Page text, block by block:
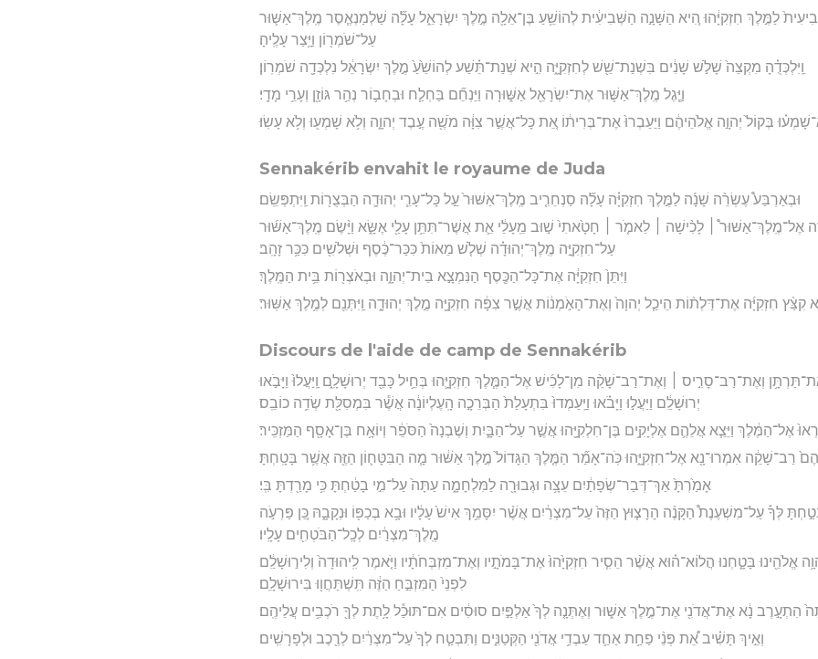
לַמֶּ֣לֶךְ חִזְקִיָּ֔הוּ הִ֚יא הַשָּׁנָ֣ה הַשְּׁבִיעִ֔ית לְהוֹשֵׁ֥עַ בֶּן־אֵלָ֖ה מֶ֣לֶךְ יִשְׂרָאֵ֑ל עָלָ֞ה שַׁלְמַנְאֶ֧סֶר מֶֽלֶךְ־אַשּׁ֛וּר
עַל־שֹׁמְר֖וֹן וַיָּ֥צַר עָלֶֽיהָ׃
וַֽיִּלְכְּדֻ֗הָ מִקְצֵה֙ שָׁלֹ֣שׁ שָׁנִ֔ים בִּשְׁנַת־שֵׁ֖שׁ לְחִזְקִיָּ֑ה הִ֣יא שְׁנַת־תֵּ֗שַׁע לְהוֹשֵׁ֙עַ֙ מֶ֣לֶךְ יִשְׂרָאֵ֔ל נִלְכְּדָ֖ה שֹׁמְרֽוֹן׃
וַיֶּ֧גֶל מֶֽלֶךְ־אַשּׁ֛וּר אֶת־יִשְׂרָאֵ֖ל אַשּׁ֑וּרָה וַיַּנְחֵ֞ם בַּחְלַ֧ח וּבְחָב֛וֹר נְהַ֥ר גּוֹזָ֖ן וְעָרֵ֥י מָדָֽי׃
בְּקוֹל֙ יְהוָ֣ה אֱלֹהֵיהֶ֔ם וַיַּעַבְרוּ֙ אֶת־בְּרִית֔וֹ אֵ֚ת כָּל־אֲשֶׁ֣ר צִוָּ֔ה מֹשֶׁ֖ה עֶ֣בֶד יְהוָ֑ה וְלֹ֥א שָׁמְע֖וּ וְלֹ֥א עָשֽׂוּ׃
Sennakérib envahit le royaume de Juda
וּבְאַרְבַּע֩ עֶשְׂרֵ֨ה שָׁנָ֜ה לַמֶּ֣לֶךְ חִזְקִיָּ֗ה עָלָ֞ה סַנְחֵרִ֤יב מֶֽלֶךְ־אַשּׁוּר֙ עַ֣ל כָּל־עָרֵ֧י יְהוּדָ֛ה הַבְּצֻר֖וֹת וַֽיִּתְפְּשֵֽׂם׃
אֶל־מֶֽלֶךְ־אַשּׁוּר֩ ׀ לָכִ֨ישָׁה ׀ לֵאמֹ֤ר ׀ חָטָ֙אתִי֙ שׁ֣וּב מֵֽעָלַ֔י אֵ֛ת אֲשֶׁר־תִּתֵּ֥ן עָלַ֖י אֶשָּׂ֑א וַיָּ֨שֶׂם מֶֽלֶךְ־אַשּׁ֜וּר
עַל־חִזְקִיָּ֣ה מֶֽלֶךְ־יְהוּדָ֗ה שְׁלֹ֤שׁ מֵאוֹת֙ כִּכַּר־כֶּ֔סֶף וּשְׁלֹשִׁ֖ים כִּכַּ֥ר זָהָֽב׃
וַיִּתֵּן֙ חִזְקִיָּ֔ה אֶת־כָּל־הַכֶּ֖סֶף הַנִּמְצָ֣א בֵית־יְהוָ֑ה וּבְאֹצְר֖וֹת בֵּ֥ית הַמֶּֽלֶךְ׃
קִצַּ֨ץ חִזְקִיָּ֜ה אֶת־דַּלְת֨וֹת הֵיכַ֤ל יְהוָה֙ וְאֶת־הָאֹ֣מְנ֔וֹת אֲשֶׁ֣ר צִפָּ֔ה חִזְקִיָּ֖ה מֶ֣לֶךְ יְהוּדָ֑ה וַֽיִּתְּנֵ֖ם לְמֶ֥לֶךְ אַשּֽׁוּר׃
Discours de l'aide de camp de Sennakérib
וְאֶת־רַב־סָרִ֣יס ׀ וְאֶת־רַב־שָׁקֵ֨ה מִן־לָכִ֜ישׁ אֶל־הַמֶּ֧לֶךְ חִזְקִיָּ֛הוּ בְּחֵ֥יל כָּבֵ֖ד יְרוּשָׁלִָ֑ם וַֽיַּעֲלוּ֙ וַיָּבֹ֣אוּ
יְרוּשָׁלִַ֔ם וַיַּעֲל֣וּ וַיָּבֹ֗אוּ וַיַּֽעַמְדוּ֙ בִּתְעָלַת֙ הַבְּרֵכָ֣ה הָֽעֶלְיוֹנָ֔ה אֲשֶׁ֕ר בִּמְסִלַּ֖ת שְׂדֵ֥ה כוֹבֵֽס׃
אֶל־הַמֶּ֔לֶךְ וַיֵּצֵ֧א אֲלֵהֶ֛ם אֶלְיָקִ֥ים בֶּן־חִלְקִיָּ֖הוּ אֲשֶׁ֣ר עַל־הַבָּ֑יִת וְשֶׁבְנָה֙ הַסֹּפֵ֔ר וְיוֹאָ֥ח בֶּן־אָסָ֖ף הַמַּזְכִּֽיר׃
רַב־שָׁקֵ֔ה אִמְרוּ־נָ֖א אֶל־חִזְקִיָּ֑הוּ כֹּֽה־אָמַ֞ר הַמֶּ֤לֶךְ הַגָּדוֹל֙ מֶ֣לֶךְ אַשּׁ֔וּר מָ֧ה הַבִּטָּח֛וֹן הַזֶּ֖ה אֲשֶׁ֥ר בָּטָֽחְתָּ׃
אָמַ֙רְתָּ֙ אַךְ־דְּבַר־שְׂפָתַ֔יִם עֵצָ֥ה וּגְבוּרָ֖ה לַמִּלְחָמָ֑ה עַתָּה֙ עַל־מִ֣י בָטַ֔חְתָּ כִּ֥י מָרַ֖דְתָּ בִּֽי׃
לְּךָ֡ עַל־מִשְׁעֶנֶת֩ הַקָּנֶ֨ה הָרָצ֤וּץ הַזֶּה֙ עַל־מִצְרַ֔יִם אֲשֶׁ֨ר יִסָּמֵ֥ךְ אִישׁ֙ עָלָ֔יו וּבָ֥א בְכַפּ֖וֹ וּנְקָבָ֑הּ כֵּ֚ן פַּרְעֹ֣ה
מֶֽלֶךְ־מִצְרַ֔יִם לְכָֽל־הַבֹּטְחִ֖ים עָלָֽיו׃
אֱלֹהֵ֖ינוּ בָּטָ֑חְנוּ הֲלוֹא־ה֗וּא אֲשֶׁ֨ר הֵסִ֤יר חִזְקִיָּ֙הוּ֙ אֶת־בָּמֹתָ֣יו וְאֶת־מִזְבְּחֹתָ֔יו וַיֹּ֤אמֶר לִֽיהוּדָה֙ וְלִיר֣וּשָׁלִַ֔ם
לִפְנֵי֙ הַמִּזְבֵּ֣חַ הַזֶּ֔ה תִּֽשְׁתַּחֲו֖וּ בִּירוּשָׁלִָֽם׃
הִתְעָ֣רֶב נָ֔א אֶת־אֲדֹנִ֖י אֶת־מֶ֣לֶךְ אַשּׁ֑וּר וְאֶתְּנָ֤ה לְךָ֙ אַלְפַּ֣יִם סוּסִ֔ים אִם־תּוּכַ֕ל לָ֥תֶת לְךָ֖ רֹכְבִ֥ים עֲלֵיהֶֽם׃
וְאֵ֣יךְ תָּשִׁ֗יב אֵ֠ת פְּנֵ֨י פַחַ֥ת אַחַ֛ד עַבְדֵ֥י אֲדֹנִ֖י הַקְּטַנִּ֑ים וַתִּבְטַ֤ח לְךָ֙ עַל־מִצְרַ֔יִם לְרֶ֖כֶב וּלְפָרָשִֽׁים׃